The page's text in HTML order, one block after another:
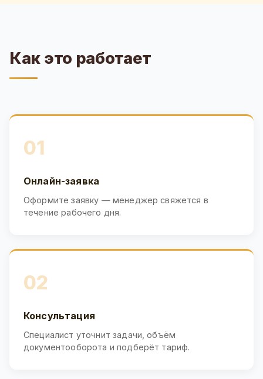
Как это работает
01
Онлайн-заявка
Оформите заявку — менеджер свяжется в
течение рабочего дня.
02
Консультация
Специалист уточнит задачи, объём
документооборота и подберёт тариф.